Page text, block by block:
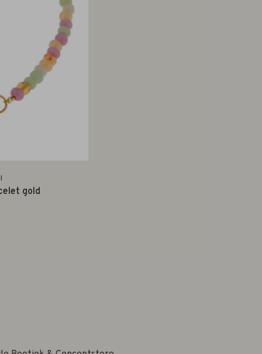
gold